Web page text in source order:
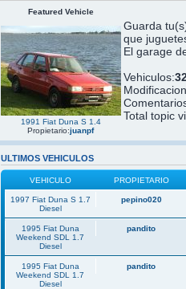
Featured Vehicle
1991 Fiat Duna S 1.4
Propietario:juanpf
Guarda
que
El garage
Vehiculos:
Total topic
ULTIMOS VEHICULOS
VEHICULO PROPIETARIO
1997 Fiat Duna S 1.7
Diesel
pepino020
1995 Fiat Duna
Weekend SDL 1.7
Diesel
pandito
1995 Fiat Duna
Weekend SDL 1.7
Diesel
pandito